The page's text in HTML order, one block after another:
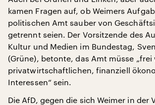
kamen Fragen auf, ob Weimers
politischen Amt sauber von
getrennt seien. Der Vorsitzende des
Kultur und Medien im Bundestag,
(Grüne), betonte, das Amt müsse „frei
privatwirtschaftlichen, finanziell
Interessen“ sein.
Die AfD, gegen die sich Weimer in der